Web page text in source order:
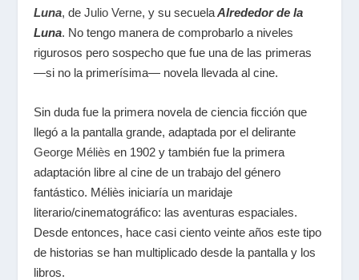
Luna, deJulio Verne, y su secuelaAlrededor de la
Luna. No tengo manera de comprobarlo a niveles
rigurosos pero sospecho que fue una de las primeras
—si no la primerísima— novela llevada al cine.
Sin duda fue la primera novela de ciencia ficción que
llegó a la pantalla grande, adaptada por el delirante
George Méliès en 1902 y también fue la primera
adaptación libre al cine de un trabajo del género
fantástico. Méliès iniciaría un maridaje
literario/cinematográfico: las aventuras espaciales.
Desde entonces, hace casi ciento veinte años este tipo
de historias se han multiplicado desde la pantalla y los
libros.